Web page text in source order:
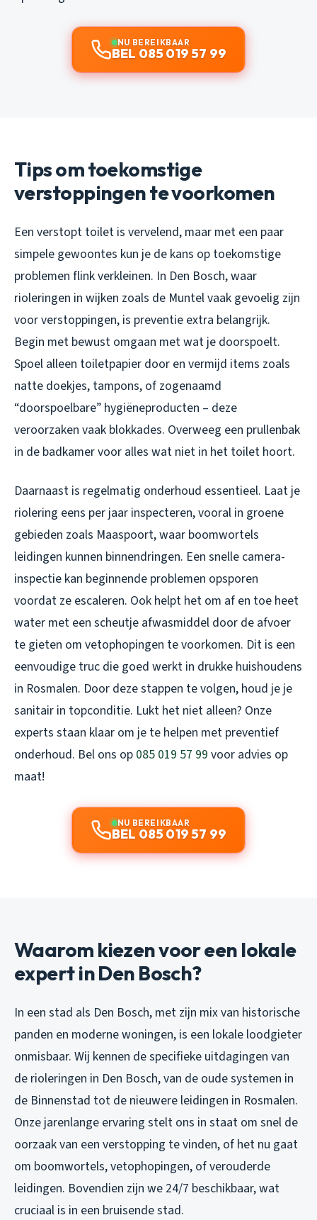
NU BEREIKBAAR
BEL 085 019 57 99
Tips om toekomstige
verstoppingen te voorkomen
Een verstopt toilet is vervelend, maar met een paar
simpele gewoontes kun je de kans op toekomstige
problemen flink verkleinen. In Den Bosch, waar
rioleringen in wijken zoals de Muntel vaak gevoelig zijn
voor verstoppingen, is preventie extra belangrijk.
Begin met bewust omgaan met wat je doorspoelt.
Spoel alleen toiletpapier door en vermijd items zoals
natte doekjes, tampons, of zogenaamd
“doorspoelbare” hygiëneproducten – deze
veroorzaken vaak blokkades. Overweeg een prullenbak
in de badkamer voor alles wat niet in het toilet hoort.
Daarnaast is regelmatig onderhoud essentieel. Laat je
riolering eens per jaar inspecteren, vooral in groene
gebieden zoals Maaspoort, waar boomwortels
leidingen kunnen binnendringen. Een snelle camera-
inspectie kan beginnende problemen opsporen
voordat ze escaleren. Ook helpt het om af en toe heet
water met een scheutje afwasmiddel door de afvoer
te gieten om vetophopingen te voorkomen. Dit is een
eenvoudige truc die goed werkt in drukke huishoudens
in Rosmalen. Door deze stappen te volgen, houd je je
sanitair in topconditie. Lukt het niet alleen? Onze
experts staan klaar om je te helpen met preventief
onderhoud. Bel ons op 085 019 57 99 voor advies op
maat!
NU BEREIKBAAR
BEL 085 019 57 99
Waarom kiezen voor een lokale
expert in Den Bosch?
In een stad als Den Bosch, met zijn mix van historische
panden en moderne woningen, is een lokale loodgieter
onmisbaar. Wij kennen de specifieke uitdagingen van
de rioleringen in Den Bosch, van de oude systemen in
de Binnenstad tot de nieuwere leidingen in Rosmalen.
Onze jarenlange ervaring stelt ons in staat om snel de
oorzaak van een verstopping te vinden, of het nu gaat
om boomwortels, vetophopingen, of verouderde
leidingen. Bovendien zijn we 24/7 beschikbaar, wat
cruciaal is in een bruisende stad.